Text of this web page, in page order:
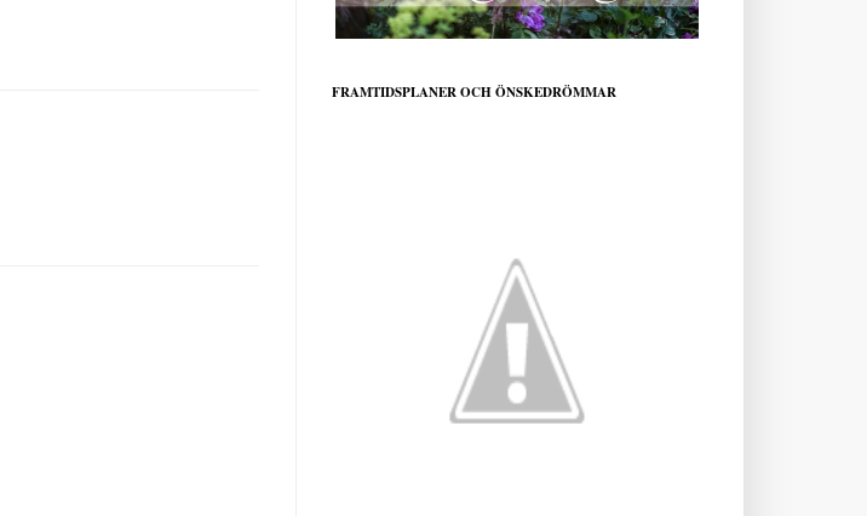
FRAMTIDSPLANER OCH ÖNSKEDRÖMMAR